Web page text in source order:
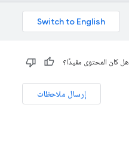
هل كان المحتوى مفيدًا؟
إرسال ملاحظات